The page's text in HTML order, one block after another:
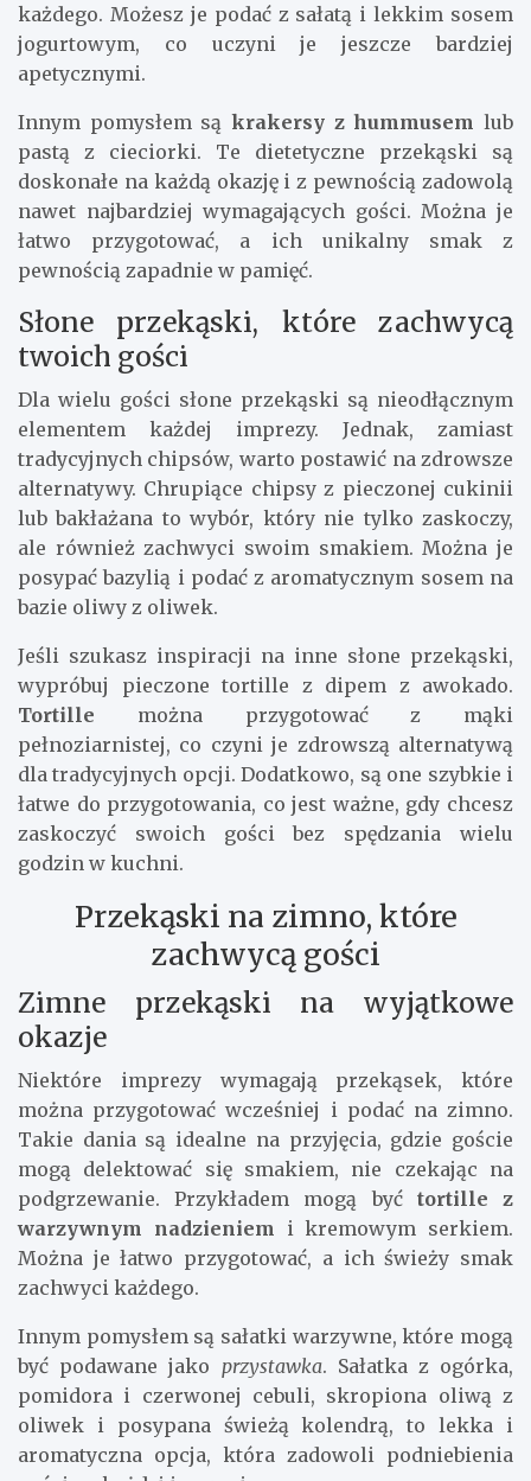
każdego. Możesz je podać z sałatą i lekkim sosem
jogurtowym, co uczyni je jeszcze bardziej
apetycznymi.
Innym pomysłem są krakersy z hummusem lub
pastą z cieciorki. Te dietetyczne przekąski są
doskonałe na każdą okazję i z pewnością zadowolą
nawet najbardziej wymagających gości. Można je
łatwo przygotować, a ich unikalny smak z
pewnością zapadnie w pamięć.
Słone przekąski, które zachwycą
twoich gości
Dla wielu gości słone przekąski są nieodłącznym
elementem każdej imprezy. Jednak, zamiast
tradycyjnych chipsów, warto postawić na zdrowsze
alternatywy. Chrupiące chipsy z pieczonej cukinii
lub bakłażana to wybór, który nie tylko zaskoczy,
ale również zachwyci swoim smakiem. Można je
posypać bazylią i podać z aromatycznym sosem na
bazie oliwy z oliwek.
Jeśli szukasz inspiracji na inne słone przekąski,
wypróbuj pieczone tortille z dipem z awokado.
Tortille można przygotować z mąki
pełnoziarnistej, co czyni je zdrowszą alternatywą
dla tradycyjnych opcji. Dodatkowo, są one szybkie i
łatwe do przygotowania, co jest ważne, gdy chcesz
zaskoczyć swoich gości bez spędzania wielu
godzin w kuchni.
Przekąski na zimno, które
zachwycą gości
Zimne przekąski na wyjątkowe
okazje
Niektóre imprezy wymagają przekąsek, które
można przygotować wcześniej i podać na zimno.
Takie dania są idealne na przyjęcia, gdzie goście
mogą delektować się smakiem, nie czekając na
podgrzewanie. Przykładem mogą być tortille z
warzywnym nadzieniem i kremowym serkiem.
Można je łatwo przygotować, a ich świeży smak
zachwyci każdego.
Innym pomysłem są sałatki warzywne, które mogą
być podawane jako przystawka. Sałatka z ogórka,
pomidora i czerwonej cebuli, skropiona oliwą z
oliwek i posypana świeżą kolendrą, to lekka i
aromatyczna opcja, która zadowoli podniebienia